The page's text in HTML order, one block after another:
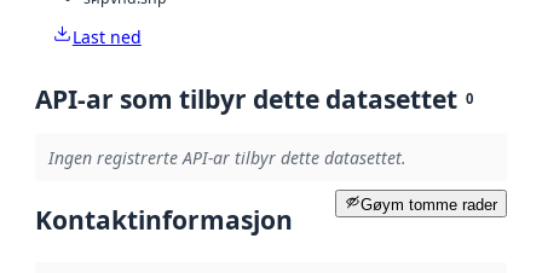
Last ned
API-ar som tilbyr dette datasettet 0
Ingen registrerte API-ar tilbyr dette datasettet.
Gøym tomme rader
Kontaktinformasjon